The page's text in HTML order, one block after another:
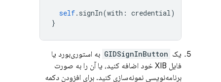
self. signIn(with : credential )
}
یک GIDSignInButton به استوری‌بورد یا
فایل XIB خود اضافه کنید، یا آن را به صورت
برنامه‌نویسی نمونه‌سازی کنید. برای افزودن دکمه